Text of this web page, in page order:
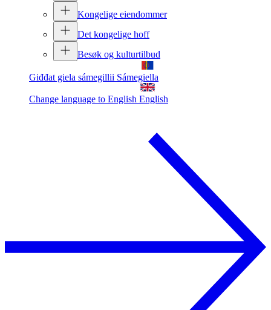
Kongelige eiendommer
Det kongelige hoff
Besøk og kulturtilbud
Giđđat giela sámegillii Sámegiella
Change language to English English